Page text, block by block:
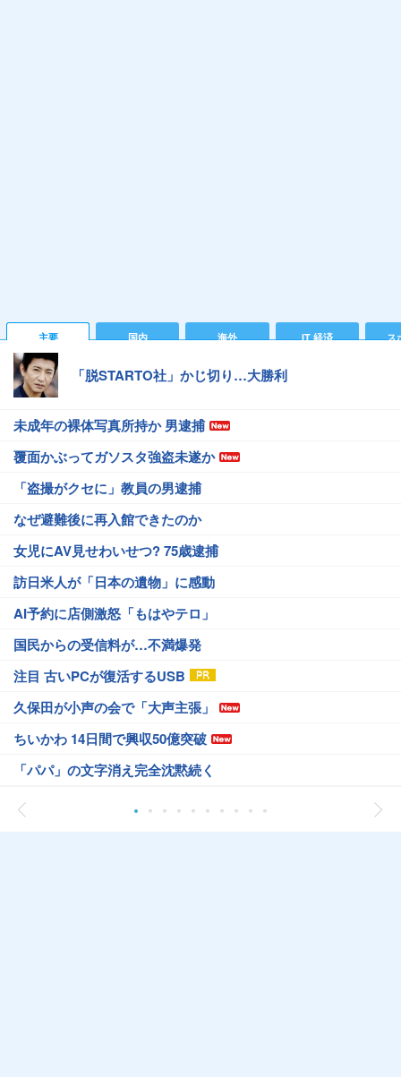
主要 国内 海外 IT 経済 ス
「脱STARTO社」かじ切り…大勝利
未成年の裸体写真所持か 男逮捕
覆面かぶってガソスタ強盗未遂か
「盗撮がクセに」教員の男逮捕
なぜ避難後に再入館できたのか
女児にAV見せわいせつ? 75歳逮捕
訪日米人が「日本の遺物」に感動
AI予約に店側激怒「もはやテロ」
国民からの受信料が…不満爆発
注目 古いPCが復活するUSB
久保田が小声の会で「大声主張」
ちいかわ 14日間で興収50億突破
「パパ」の文字消え完全沈黙続く